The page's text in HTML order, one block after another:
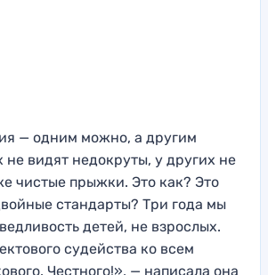
— одним можно, а другим
не видят недокруты, у других не
чистые прыжки. Это как? Это
стандарты? Три года мы
детей, не взрослых.
судейства ко всем
Честного!», — написала она